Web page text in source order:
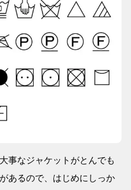
事なジャケットがとんでも
あるので、はじめにしっか